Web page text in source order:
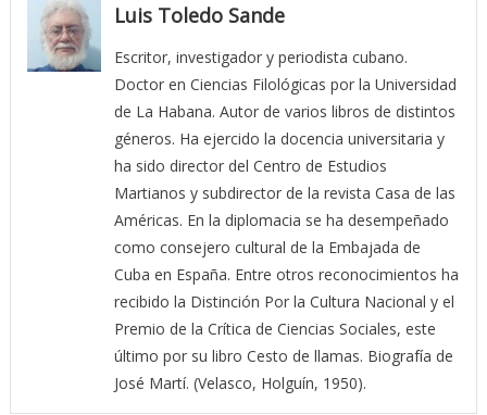
Luis Toledo Sande
Escritor, investigador y periodista cubano.
Doctor en Ciencias Filológicas por la Universidad
de La Habana. Autor de varios libros de distintos
géneros. Ha ejercido la docencia universitaria y
ha sido director del Centro de Estudios
Martianos y subdirector de la revista Casa de las
Américas. En la diplomacia se ha desempeñado
como consejero cultural de la Embajada de
Cuba en España. Entre otros reconocimientos ha
recibido la Distinción Por la Cultura Nacional y el
Premio de la Crítica de Ciencias Sociales, este
último por su libro Cesto de llamas. Biografía de
José Martí. (Velasco, Holguín, 1950).